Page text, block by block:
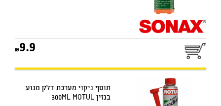
9.9
תוסף ניקוי מערכת דלק מנוע
בנזין 300ML MOTUL